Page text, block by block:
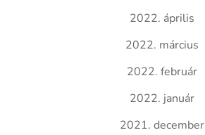
2022. április
2022. március
2022. február
2022. január
2021. december